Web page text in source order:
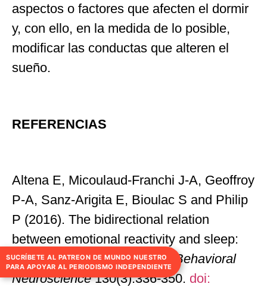
aspectos o factores que afecten el dormir
y, con ello, en la medida de lo posible,
modificar las conductas que alteren el
sueño.
REFERENCIAS
Altena E, Micoulaud-Franchi J-A, Geoffroy
P-A, Sanz-Arigita E, Bioulac S and Philip
P (2016). The bidirectional relation
between emotional reactivity and sleep:
From disruption to recovery.
Behavioral
Neuroscience130(3):336-350. doi:
SUCRÍBETE AL PATREON DE MUNDO NUESTRO
PARA APOYAR AL PERIODISMO INDEPENDIENTE